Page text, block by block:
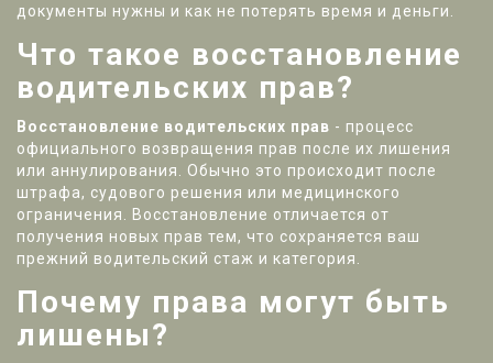
документы нужны и как не потерять время и деньги.
Что такое восстановление
водительских прав?
Восстановление водительских прав - процесс
официального возвращения прав после их лишения
или аннулирования
. Обычно это происходит после
штрафа, судового решения или медицинского
ограничения. Восстановление отличается от
получения новых прав тем, что сохраняется ваш
прежний водительский стаж и категория.
Почему права могут быть
лишены?